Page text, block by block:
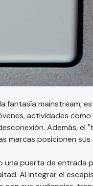
fantasía mainstream,
actividades
Además, el
marcas posicionen
una puerta de entrada
Al integrar el